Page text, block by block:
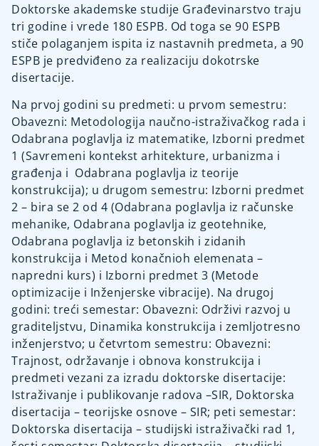
Doktorske akademske studije Građevinarstvo traju
tri godine i vrede 180 ESPB. Od toga se 90 ESPB
stiče polaganjem ispita iz nastavnih predmeta, a 90
ESPB je predviđeno za realizaciju dokotrske
disertacije.
Na prvoj godini su predmeti: u prvom semestru:
Obavezni: Metodologija naučno-istraživačkog rada i
Odabrana poglavlja iz matematike, Izborni predmet
1 (Savremeni kontekst arhitekture, urbanizma i
građenja i Odabrana poglavlja iz teorije
konstrukcija); u drugom semestru: Izborni predmet
2 – bira se 2 od 4 (Odabrana poglavlja iz računske
mehanike, Odabrana poglavlja iz geotehnike,
Odabrana poglavlja iz betonskih i zidanih
konstrukcija i Metod konačnioh elemenata –
napredni kurs) i Izborni predmet 3 (Metode
optimizacije i Inženjerske vibracije). Na drugoj
godini: treći semestar: Obavezni: Održivi razvoj u
graditeljstvu, Dinamika konstrukcija i zemljotresno
inženjerstvo; u četvrtom semestru: Obavezni:
Trajnost, održavanje i obnova konstrukcija i
predmeti vezani za izradu doktorske disertacije:
Istraživanje i publikovanje radova –SIR, Doktorska
disertacija – teorijske osnove – SIR; peti semestar:
Doktorska disertacija – studijski istraživački rad 1,